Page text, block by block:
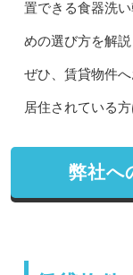
置できる食器洗
めの選び方を解説
ぜひ、賃貸物件
居住されている
弊社へ